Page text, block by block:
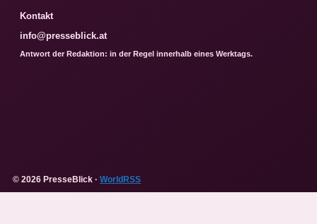
Kontakt
info@presseblick.at
Antwort der Redaktion: in der Regel innerhalb eines Werktags.
© 2026 PresseBlick · WorldRSS